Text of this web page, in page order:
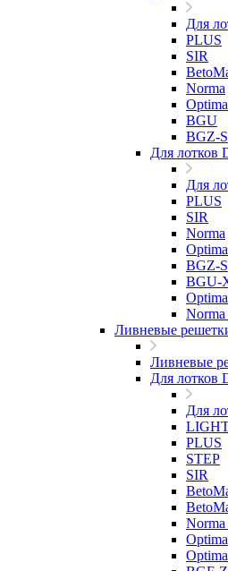
Для
PLUS
SIR
Norma
Optima
BGU
BGZ-S
Для лотков
Для
PLUS
SIR
Norma
Optima
BGZ-S
BGU-
Norma
Ливневые
Ливневые
Для лотков
Для
PLUS
STEP
SIR
Norma
Optima